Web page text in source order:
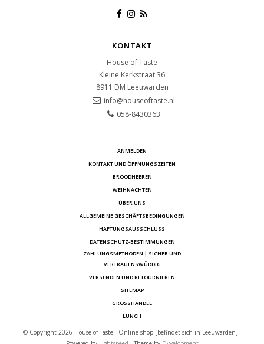
KONTAKT
House of Taste
Kleine Kerkstraat 36
8911 DM Leeuwarden
info@houseoftaste.nl
058-8430363
ANMELDEN
KONTAKT UND ÖFFNUNGSZEITEN
BROODHEEREN
WEIHNACHTEN
ÜBER UNS
ALLGEMEINE GESCHÄFTSBEDINGUNGEN
HAFTUNGSAUSSCHLUSS
DATENSCHUTZ-BESTIMMUNGEN
ZAHLUNGSMETHODEN | SICHER UND
VERTRAUENSWÜRDIG
VERSENDEN UND RETOURNIEREN
SITEMAP
GROSSHANDEL
LUNCH
© Copyright 2026 House of Taste - Online shop [befindet sich in Leeuwarden] -